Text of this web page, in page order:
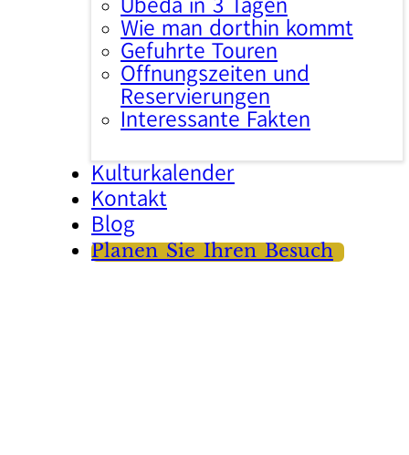
Úbeda in 3 Tagen
Wie man dorthin kommt
Geführte Touren
Öffnungszeiten und
Reservierungen
Interessante Fakten
Kulturkalender
Kontakt
Blog
Planen Sie Ihren Besuch